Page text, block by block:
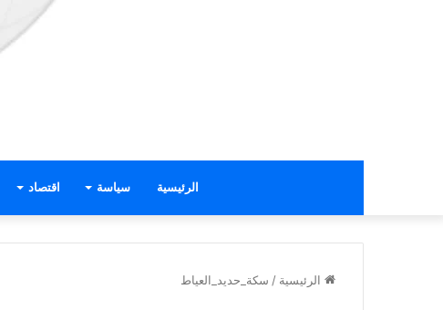
الرئيسية سياسة اقتصاد
الرئيسية / سكة_حديد_العياط